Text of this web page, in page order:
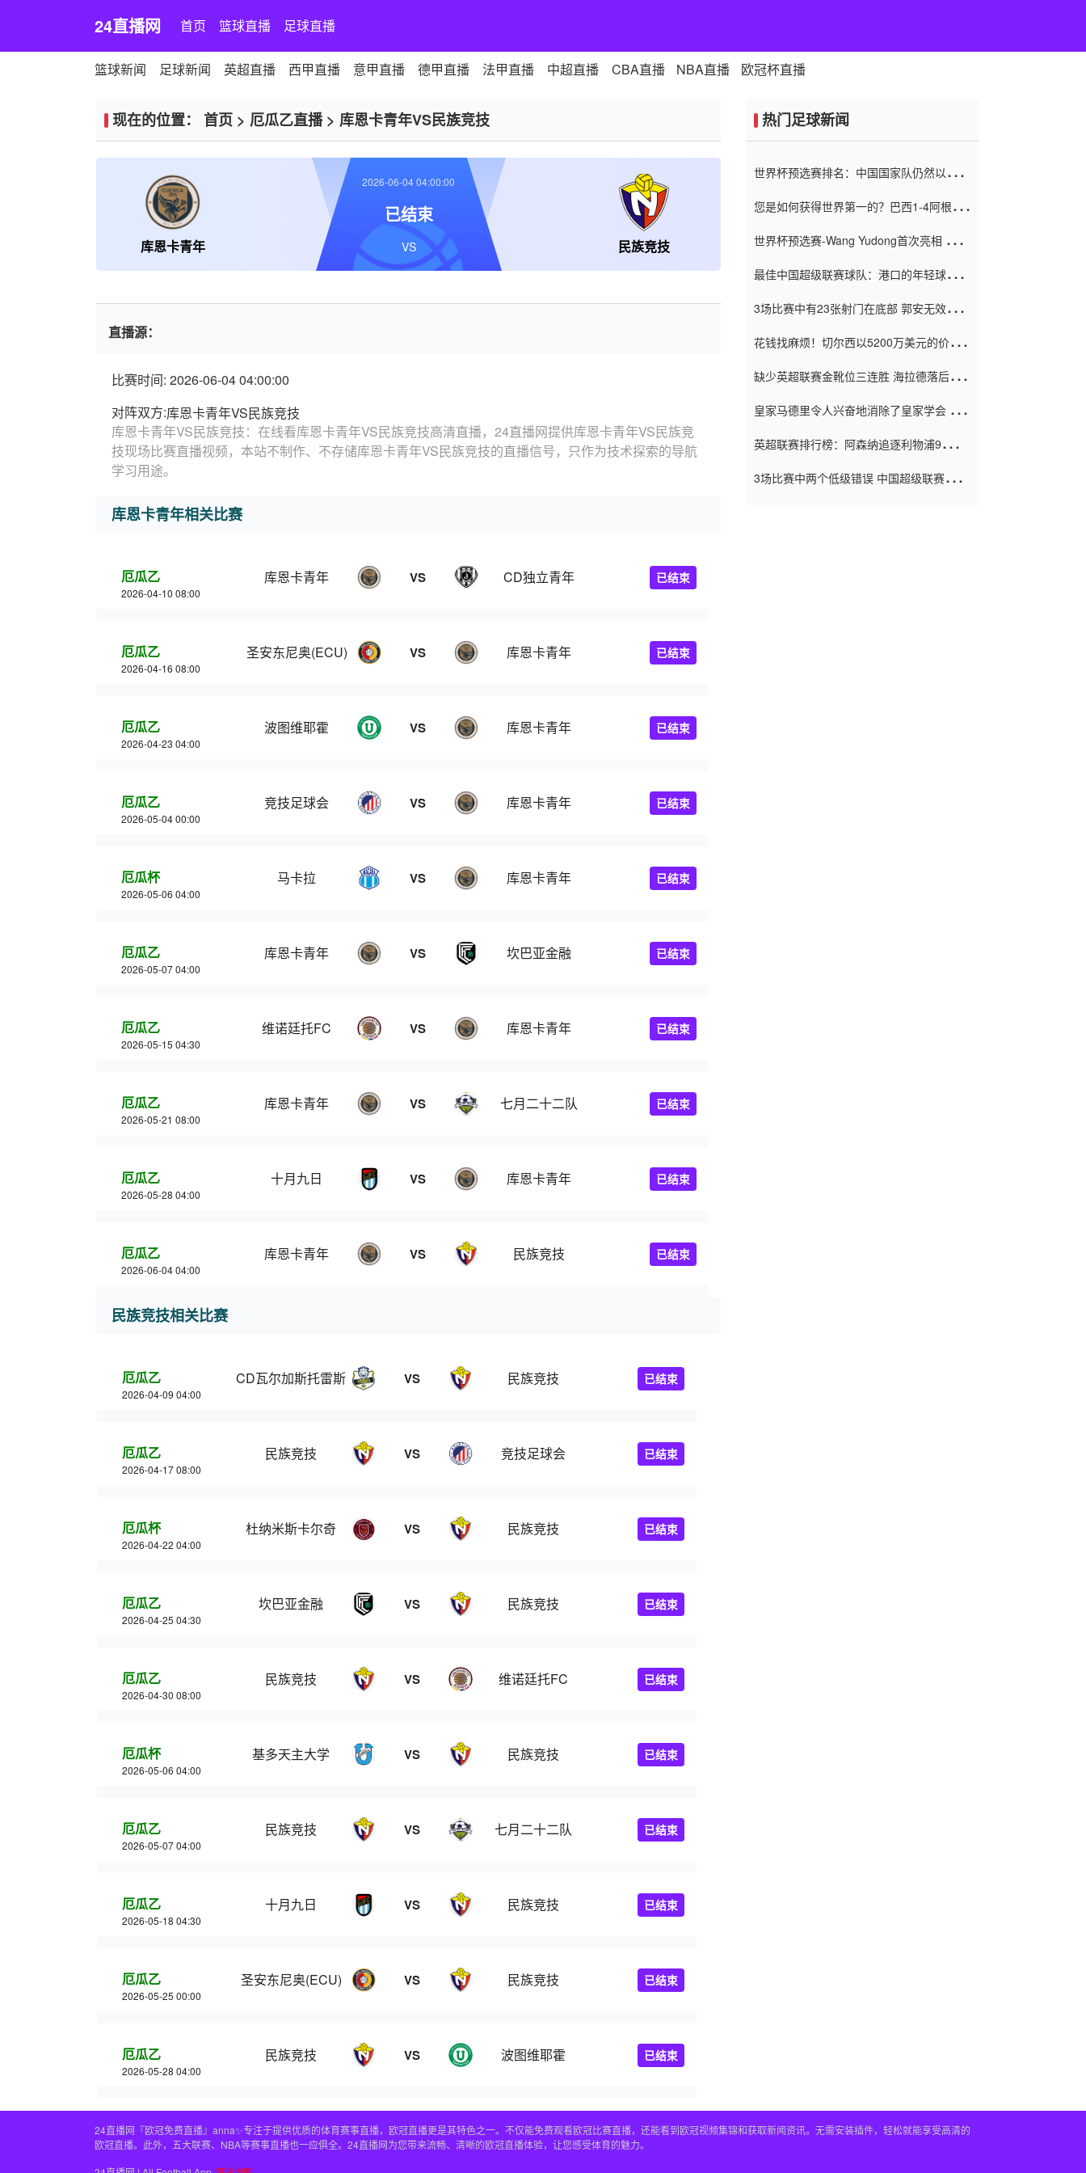
24直播网 首页 篮球直播 足球直播
篮球新闻 足球新闻 英超直播 西甲直播 意甲直播 德甲直播 法甲直播 中超直播 CBA直播 NBA直播 欧冠杯直播
现在的位置： 首页 > 厄瓜乙直播> 库恩卡青年VS民族竞技
库恩卡青年 民族竞技
2026-06-04 04:00:00
已结束
VS
直播源：
比赛时间: 2026-06-04 04:00:00
对阵双方:库恩卡青年VS民族竞技
库恩卡青年VS民族竞技：在线看库恩卡青年VS民族竞技高清直播，24直播网提供库恩卡青年VS民族竞
技现场比赛直播视频，本站不制作、不存储库恩卡青年VS民族竞技的直播信号，只作为技术探索的导航
学习用途。
库恩卡青年相关比赛
厄瓜乙
2026-04-10 08:00
库恩卡青年 VS CD独立青年 已结束
厄瓜乙
2026-04-16 08:00
圣安东尼奥(ECU) VS 库恩卡青年 已结束
厄瓜乙
2026-04-23 04:00
波图维耶霍 VS 库恩卡青年 已结束
厄瓜乙
2026-05-04 00:00
竞技足球会 VS 库恩卡青年 已结束
厄瓜杯
2026-05-06 04:00
马卡拉 VS 库恩卡青年 已结束
厄瓜乙
2026-05-07 04:00
库恩卡青年 VS 坎巴亚金融 已结束
厄瓜乙
2026-05-15 04:30
维诺廷托FC VS 库恩卡青年 已结束
厄瓜乙
2026-05-21 08:00
库恩卡青年 VS 七月二十二队 已结束
厄瓜乙
2026-05-28 04:00
十月九日 VS 库恩卡青年 已结束
厄瓜乙
2026-06-04 04:00
库恩卡青年 VS 民族竞技 已结束
民族竞技相关比赛
厄瓜乙
2026-04-09 04:00
CD瓦尔加斯托雷斯 VS 民族竞技 已结束
厄瓜乙
2026-04-17 08:00
民族竞技 VS 竞技足球会 已结束
厄瓜杯
2026-04-22 04:00
杜纳米斯卡尔奇 VS 民族竞技 已结束
厄瓜乙
2026-04-25 04:30
坎巴亚金融 VS 民族竞技 已结束
厄瓜乙
2026-04-30 08:00
民族竞技 VS 维诺廷托FC 已结束
厄瓜杯
2026-05-06 04:00
基多天主大学 VS 民族竞技 已结束
厄瓜乙
2026-05-07 04:00
民族竞技 VS 七月二十二队 已结束
厄瓜乙
2026-05-18 04:30
十月九日 VS 民族竞技 已结束
厄瓜乙
2026-05-25 00:00
圣安东尼奥(ECU) VS 民族竞技 已结束
厄瓜乙
2026-05-28 04:00
民族竞技 VS 波图维耶霍 已结束
热门足球新闻
世界杯预选赛排名：中国国家队仍然以6分
您是如何获得世界第一的？巴西1-4阿根
世界杯预选赛-Wang Yudong首次亮相 中国
最佳中国超级联赛球队：港口的年轻球员在
（Taishan）
3场比赛中有23张射门在底部 郭安无效传球
花钱找麻烦！切尔西以5200万美元的价格
窗口
缺少英超联赛金靴位三连胜 海拉德落后6球
皇家马德里令人兴奋地消除了皇家学会 安
英超联赛排行榜：阿森纳追逐利物浦9分 曼
3场比赛中两个低级错误 中国超级联赛的前
24直播网『欧冠免费直播』anna✨专注于提供优质的体育赛事直播，欧冠直播更是其特色之一。不仅能免费观看欧冠比赛直播，还能看到欧冠视频集锦和获取新闻资讯。无需安装插件，轻松就能享受高清的
欧冠直播。此外，五大联赛、NBA等赛事直播也一应俱全。24直播网为您带来流畅、清晰的欧冠直播体验，让您感受体育的魅力。